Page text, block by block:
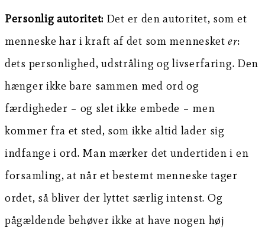
Personlig autoritet: Det er den autoritet, som et
menneske har i kraft af det som mennesketer:
dets personlighed, udstråling og livserfaring. Den
hænger ikke bare sammen med ord og
færdigheder – og slet ikke embede – men
kommer fra et sted, som ikke altid lader sig
indfange i ord. Man mærker det undertiden i en
forsamling, at når et bestemt menneske tager
ordet, så bliver der lyttet særlig intenst. Og
pågældende behøver ikke at have nogen høj